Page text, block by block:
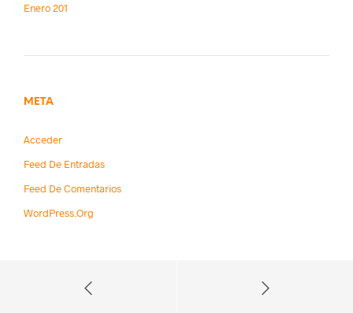
Enero 201
META
Acceder
Feed De Entradas
Feed De Comentarios
WordPress.org